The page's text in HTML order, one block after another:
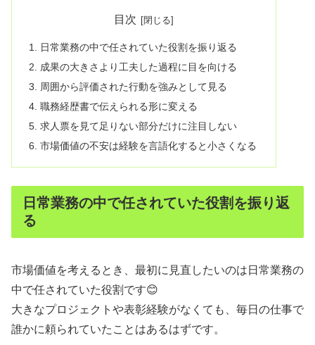
目次
日常業務の中で任されていた役割を振り返る
成果の大きさより工夫した過程に目を向ける
周囲から評価された行動を強みとして見る
職務経歴書で伝えられる形に変える
求人票を見て足りない部分だけに注目しない
市場価値の不安は経験を言語化すると小さくなる
日常業務の中で任されていた役割を振り返
る
市場価値を考えるとき、最初に見直したいのは日常業務の
中で任されていた役割です😊
大きなプロジェクトや表彰経験がなくても、毎日の仕事で
誰かに頼られていたことはあるはずです。